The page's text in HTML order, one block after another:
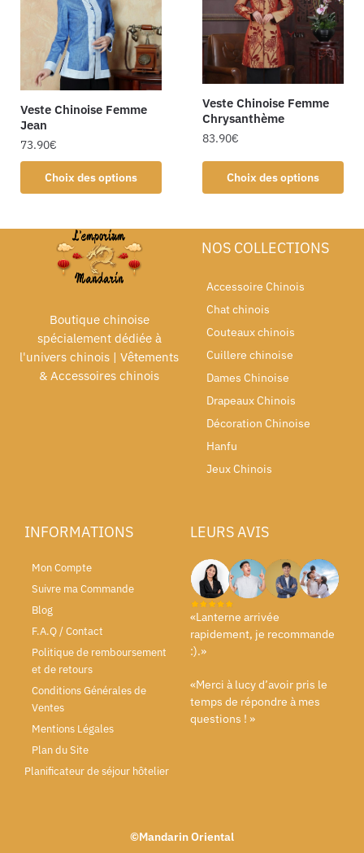
Veste Chinoise Femme
Jean
73.90€
Choix des options
Veste Chinoise Femme
Chrysanthème
83.90€
Choix des options
Boutique chinoise
spécialement dédiée à
l'univers chinois | Vêtements
& Accessoires chinois
NOS COLLECTIONS
Accessoire Chinois
Chat chinois
Couteaux chinois
Cuillere chinoise
Dames Chinoise
Drapeaux Chinois
Décoration Chinoise
Hanfu
Jeux Chinois
INFORMATIONS
Mon Compte
Suivre ma Commande
Blog
F.A.Q / Contact
Politique de remboursement
et de retours
Conditions Générales de
Ventes
Mentions Légales
Plan du Site
Planificateur de séjour hôtelier
LEURS AVIS
«Lanterne arrivée
rapidement, je recommande
:).»
«Merci à lucy d’avoir pris le
temps de répondre à mes
questions ! »
©Mandarin Oriental